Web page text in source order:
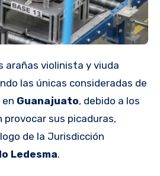
arañas violinista y viuda
las únicas consideradas de
Guanajuato, debido a los
sus picaduras,
de la Jurisdicción
Ledesma.